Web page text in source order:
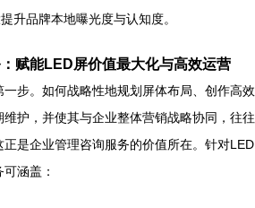
升品牌本地曝光度与认知度。
赋能LED屏价值最大化与高效运营
步。如何战略性地规划屏体布局、创作高效
护，并使其与企业整体营销战略协同，往往
是企业管理咨询服务的价值所在。针对LED
涵盖：